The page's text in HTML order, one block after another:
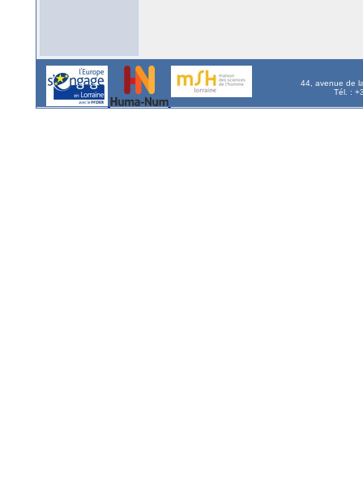
44, avenue de
Tél. :